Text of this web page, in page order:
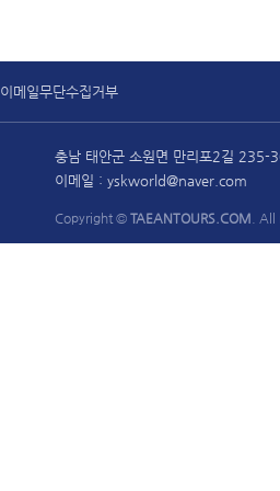
이메일무단수집거부
충남 태안군 소원면 만리포2길 235-
이메일 : yskworld@naver.com
Copyright © TAEANTOURS.COM .